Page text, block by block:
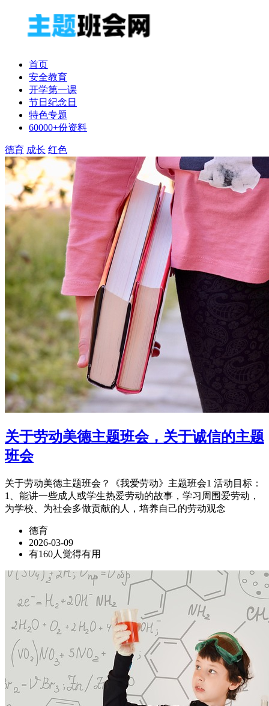
首页
安全教育
开学第一课
节日纪念日
特色专题
60000+份资料
德育 成长 红色
关于劳动美德主题班会，关于诚信的主题
班会
关于劳动美德主题班会？《我爱劳动》主题班会1 活动目标：
1、能讲一些成人或学生热爱劳动的故事，学习周围爱劳动，
为学校、为社会多做贡献的人，培养自己的劳动观念
德育
2026-03-09
有160人觉得有用